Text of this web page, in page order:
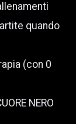
quando
(con 0
NERO